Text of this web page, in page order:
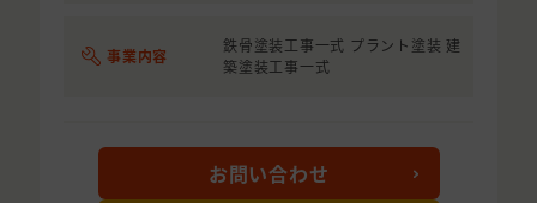
事業内容
鉄骨塗装工事一式 プラント塗装 建
築塗装工事一式
お問い合わせ